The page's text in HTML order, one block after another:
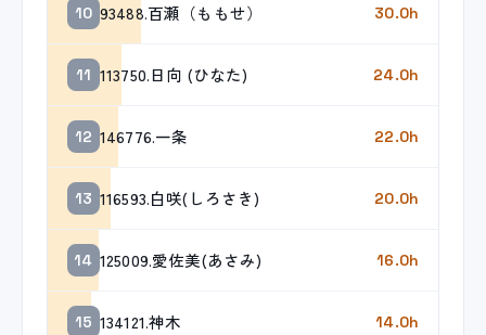
10 93488.百瀬（ももせ） 30.0h
11 113750.日向 (ひなた) 24.0h
12 146776.一条 22.0h
13 116593.白咲(しろさき) 20.0h
14 125009.愛佐美(あさみ) 16.0h
15 134121.神木 14.0h